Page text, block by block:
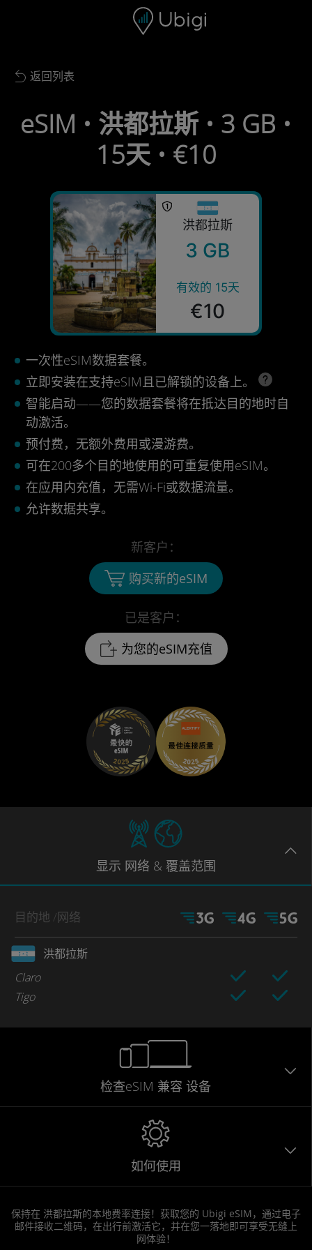
Back to list
返回列表
eSIM • 洪都拉斯 • 3 GB •
15天 • €10
洪都拉斯
3 GB
有效的 15天
€10
一次性eSIM数据套餐。
立即安装在支持eSIM且已解锁的设备上。
智能启动——您的数据套餐将在抵达目的地时自
动激活。
预付费，无额外费用或漫游费。
可在200多个目的地使用的可重复使用eSIM。
在应用内充值，无需Wi-Fi或数据流量。
允许数据共享。
已是客户：
为您的eSIM充值
新客户：
购买新的eSIM
显示 网络 & 覆盖范围
目的地 /网络
洪都拉斯
Claro
Tigo
检查eSIM 兼容 设备
如何使用
保持在 洪都拉斯的本地费率连接！获取您的 Ubigi eSIM，通过电子
邮件接收二维码，在出行前激活它，并在您一落地即可享受无缝上
网体验！